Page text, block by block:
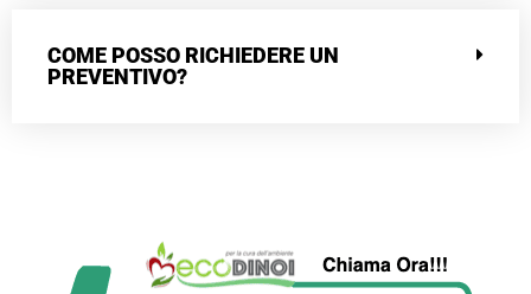
COME POSSO RICHIEDERE UN
PREVENTIVO?